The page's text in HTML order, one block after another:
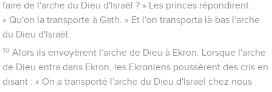
faire de l'arche du Dieu d'Israël ? » Les princes répondirent :
« Qu'on la transporte à Gath. » Et l'on transporta là-bas l'arche
du Dieu d'Israël.
10 Alors ils envoyèrent l'arche de Dieu à Ekron. Lorsque l'arche
de Dieu entra dans Ekron, les Ekroniens poussèrent des cris en
disant : « On a transporté l'arche du Dieu d'Israël chez nous